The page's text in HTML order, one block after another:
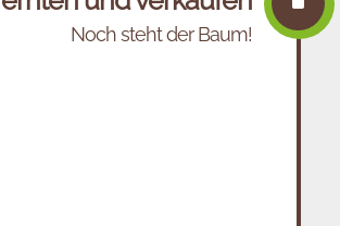
Noch steht der Baum!